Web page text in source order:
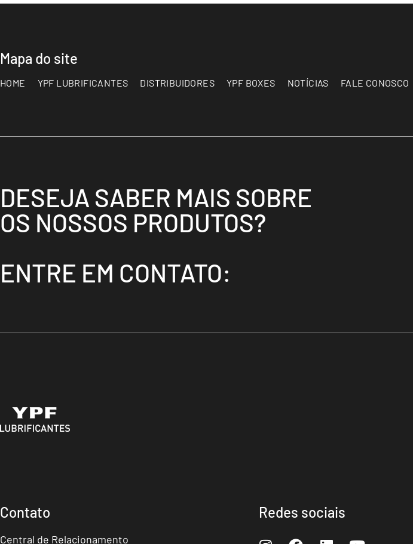
Mapa do site
HOME YPF LUBRIFICANTES DISTRIBUIDORES YPF BOXES NOTÍCIAS FALE CONOSCO
DESEJA SABER MAIS SOBRE
OS NOSSOS PRODUTOS?
ENTRE EM CONTATO:
Contato
Central de Relacionamento
Redes sociais